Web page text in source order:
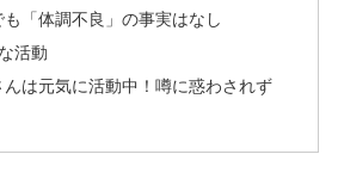
も「体調不良」の事実はなし
活動
んは元気に活動中！噂に惑わされず